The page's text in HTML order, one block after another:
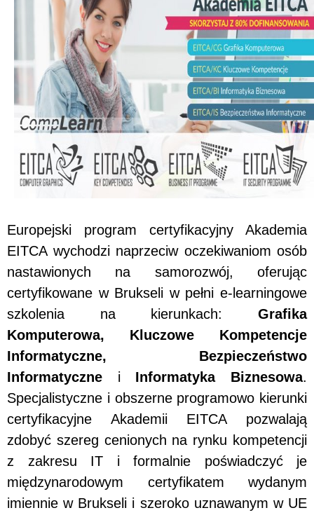
Europejski program certyfikacyjny Akademia
EITCA wychodzi naprzeciw oczekiwaniom osób
nastawionych na samorozwój, oferując
certyfikowane w Brukseli w pełni e-learningowe
szkolenia na kierunkach: Grafika
Komputerowa, Kluczowe Kompetencje
Informatyczne, Bezpieczeństwo
Informatyczne iInformatyka Biznesowa.
Specjalistyczne i obszerne programowo kierunki
certyfikacyjne Akademii EITCA pozwalają
zdobyć szereg cenionych na rynku kompetencji
z zakresu IT i formalnie poświadczyć je
międzynarodowym certyfikatem wydanym
imiennie w Brukseli i szeroko uznawanym w UE